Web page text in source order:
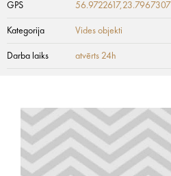
GPS 56.9722617,23.7967307
Kategorija Vides objekti
Darba laiks atvērts 24h